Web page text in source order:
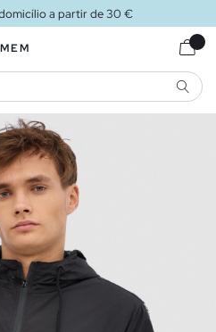
a partir de 30 €